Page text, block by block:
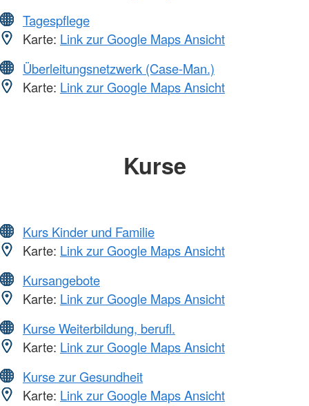
Tagespflege
Karte: Link zur Google Maps Ansicht
Überleitungsnetzwerk (Case-Man.)
Karte: Link zur Google Maps Ansicht
Kurse
Kurs Kinder und Familie
Karte: Link zur Google Maps Ansicht
Kursangebote
Karte: Link zur Google Maps Ansicht
Kurse Weiterbildung, berufl.
Karte: Link zur Google Maps Ansicht
Kurse zur Gesundheit
Karte: Link zur Google Maps Ansicht